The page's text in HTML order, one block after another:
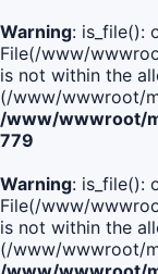
Warning: is_file():
File(/www/
is not within the
(/www/wwwroot/
/www/wwwroot/
779
Warning: is_file():
File(/www/
is not within the
(/www/wwwroot/